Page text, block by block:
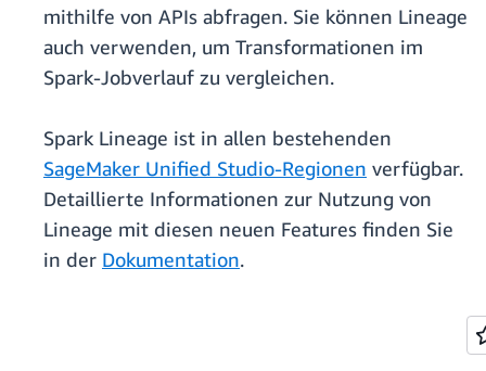
mithilfe von APIs abfragen. Sie können Lineage
auch verwenden, um Transformationen im
Spark-Jobverlauf zu vergleichen.
Spark Lineage ist in allen bestehenden
SageMaker Unified Studio-Regionen verfügbar.
Detaillierte Informationen zur Nutzung von
Lineage mit diesen neuen Features finden Sie
in der Dokumentation.